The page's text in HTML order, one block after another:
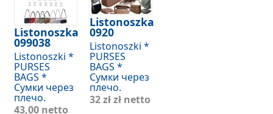
Listonoszka
099038
Listonoszki *
PURSES
BAGS *
Сумки через
плечо.
43,00 netto
Listonoszka
0920
Listonoszki *
PURSES
BAGS *
Сумки через
плечо.
32 złzł netto